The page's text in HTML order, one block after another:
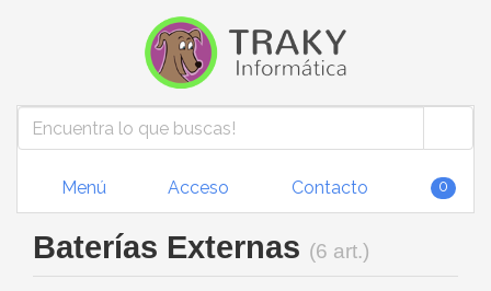
Menú Acceso Contacto 0
Baterías Externas (6 art.)